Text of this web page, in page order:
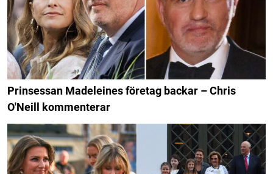
Prinsessan Madeleines företag backar – Chris
O'Neill kommenterar